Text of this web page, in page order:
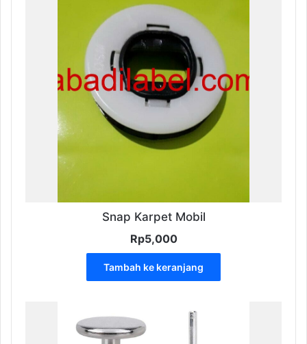
dapat
diambil
di
halaman
produk
Snap Karpet Mobil
Rp5,000
Tambah ke keranjang